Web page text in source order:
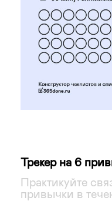
Трекер на 6
Практикуйте
привычки в